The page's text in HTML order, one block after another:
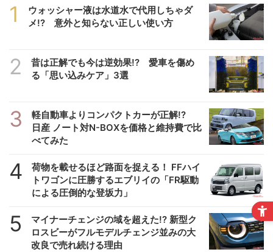
1
ウォッシャー液は水道水で代用しちゃダ
メ!? 意外と知らない正しい使い方
2
昔は正解でも今は逆効果!? 愛車を傷め
る「思い込みケア」3選
3
軽自動車よりコンパクトカーが正解!?
日産 ノート対N-BOXを価格と維持費で比
べてみた
4
荷物を載せるほど路面を捉える！ FFハイ
トワゴンに圧勝するエブリイの「FR駆動
による圧倒的な登坂力」
5
マイナーチェンジの域を超えた!? 新型ク
ロスビーがフルモデルチェンジ並みの大
改良で売れ続ける理由